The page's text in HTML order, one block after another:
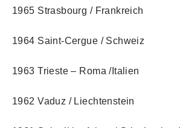
1965 Strasbourg / Frankreich
1964 Saint-Cergue / Schweiz
1963 Trieste – Roma /Italien
1962 Vaduz / Liechtenstein